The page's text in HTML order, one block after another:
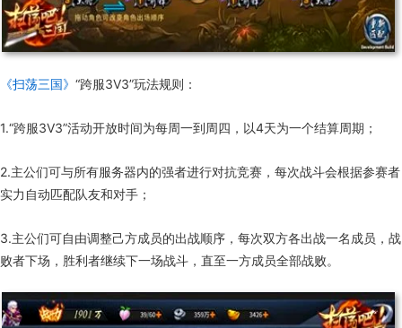
《扫荡三国》 “跨服3V3”玩法规则：
1.“跨服3V3”活动开放时间为每周一到周四，以4天为一个结算周期；
2.主公们可与所有服务器内的强者进行对抗竞赛，每次战斗会根据参赛者
实力自动匹配队友和对手；
3.主公们可自由调整己方成员的出战顺序，每次双方各出战一名成员，战
败者下场，胜利者继续下一场战斗，直至一方成员全部战败。